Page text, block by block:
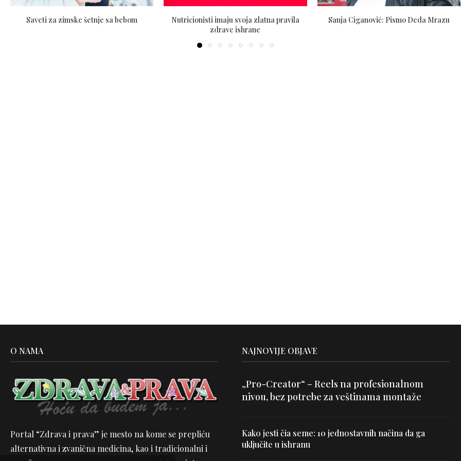
Saveti za zimske šetnje sa bebom
Nutricionisti imaju svoja zlatna pravila
zdrave ishrane
Sanja Ciganović: Pismo Deda Mrazu
O NAMA
Portal “Zdrava i prava” je mesto na kome se prepliću
alternativna i zvanična medicina, kao i tradicionalni i
NAJNOVIJE OBJAVE
„Pro-Creator“ – Reels na profesionalnom
nivou, bez potrebe za veštinama montaže
Kako jesti čia seme: 10 jednostavnih načina da ga
uključite u ishranu